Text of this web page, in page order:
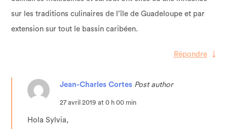
sur les traditions culinaires de l’île de Guadeloupe et par
extension sur tout le bassin caribéen.
Répondre ↓
Jean-Charles Cortes Post author
27 avril 2019 at 0 h 00 min
Hola Sylvia,